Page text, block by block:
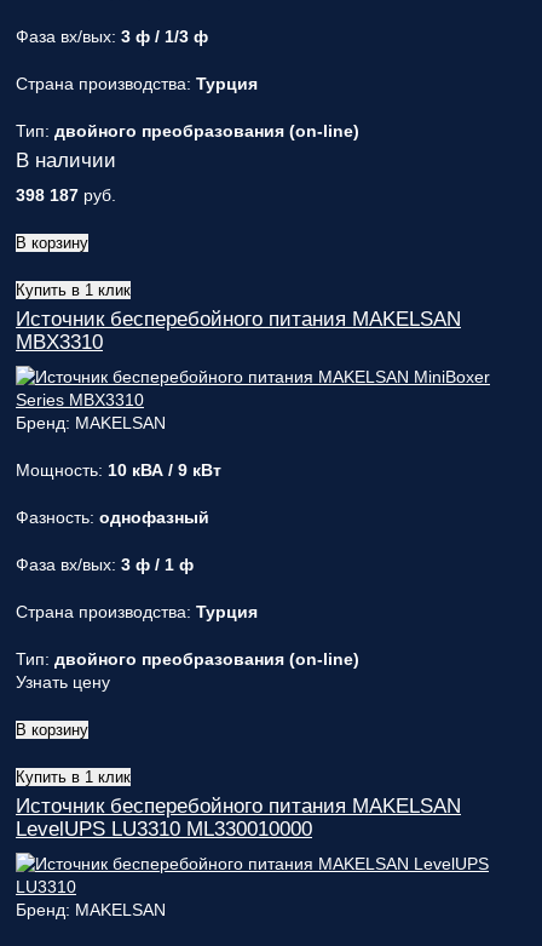
Фаза вх/вых: 3 ф / 1/3 ф
Страна производства: Турция
Тип: двойного преобразования (on-line)
В наличии
398 187 руб.
В корзину
Купить в 1 клик
Источник бесперебойного питания MAKELSAN
MBX3310
Бренд: MAKELSAN
Мощность: 10 кВА / 9 кВт
Фазность: однофазный
Фаза вх/вых: 3 ф / 1 ф
Страна производства: Турция
Тип: двойного преобразования (on-line)
Узнать цену
В корзину
Купить в 1 клик
Источник бесперебойного питания MAKELSAN
LevelUPS LU3310 ML330010000
Бренд: MAKELSAN